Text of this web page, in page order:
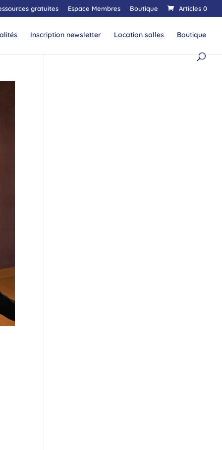
gratuites Espace Membres Boutique Articles 0
Inscription newsletter Location salles Boutique